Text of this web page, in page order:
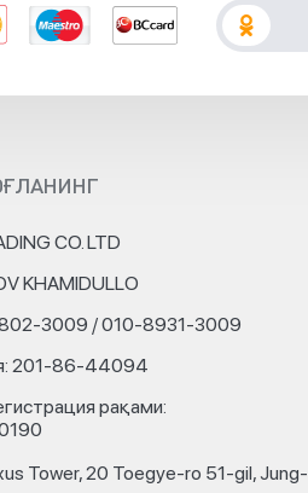
CO. LTD
KHAMIDULLO
3009 / 010-8931-3009
201-86-44094
рақами:
Tower, 20 Toegye-ro 51-gil, Jung-